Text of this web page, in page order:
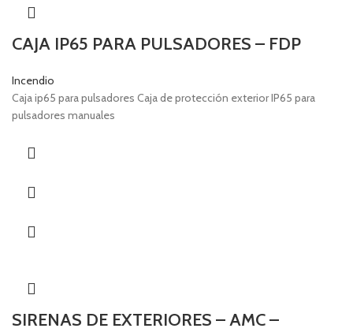
CAJA IP65 PARA PULSADORES – FDP
Incendio
Caja ip65 para pulsadores Caja de protección exterior IP65 para
pulsadores manuales
SIRENAS DE EXTERIORES – AMC –